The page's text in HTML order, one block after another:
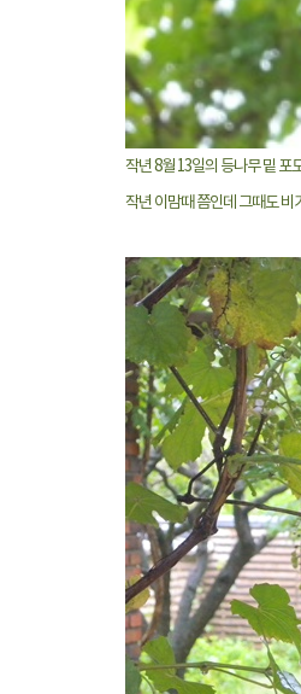
작년 8월 13일의 등나무 밑 포
작년 이맘때 쯤인데 그때도 비